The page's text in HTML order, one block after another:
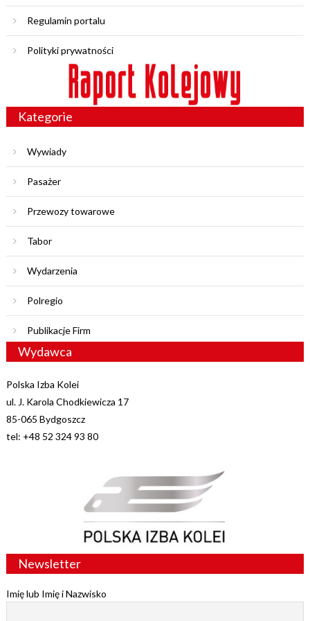
Regulamin portalu
Polityki prywatności
Kategorie
Wywiady
Pasażer
Przewozy towarowe
Tabor
Wydarzenia
Polregio
Publikacje Firm
Wydawca
Polska Izba Kolei
ul. J. Karola Chodkiewicza 17
85-065 Bydgoszcz
tel: +48 52 324 93 80
Newsletter
Imię lub Imię i Nazwisko